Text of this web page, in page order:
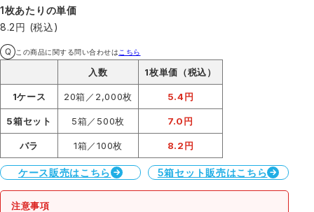
1枚あたりの単価
8.2円 (税込)
この商品に関する問い合わせは こちら
入数 1枚単価（税込）
1ケース 20箱／2,000枚 5.4円
5箱セット 5箱／500枚 7.0円
バラ 1箱／100枚 8.2円
ケース販売はこちら 5箱セット販売はこちら
注意事項